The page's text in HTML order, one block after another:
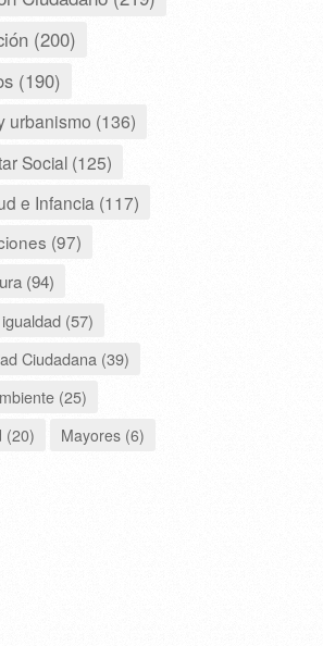
(200)
(190)
urbanismo (136)
Social (125)
e Infancia (117)
(97)
(94)
(57)
Ciudadana (39)
(25)
(20)
Mayores (6)